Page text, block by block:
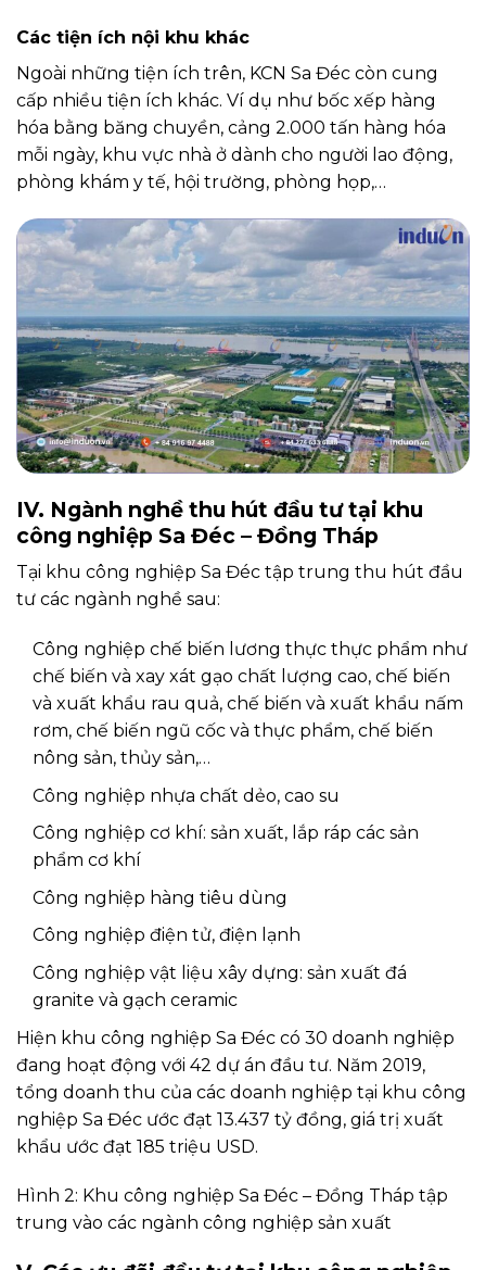
Các tiện ích nội khu khác
Ngoài những tiện ích trên, KCN Sa Đéc còn cung
cấp nhiều tiện ích khác. Ví dụ như bốc xếp hàng
hóa bằng băng chuyền, cảng 2.000 tấn hàng hóa
mỗi ngày, khu vực nhà ở dành cho người lao động,
phòng khám y tế, hội trường, phòng họp,…
IV. Ngành nghề thu hút đầu tư tại khu
công nghiệp Sa Đéc – Đồng Tháp
Tại khu công nghiệp Sa Đéc tập trung thu hút đầu
tư các ngành nghề sau:
Công nghiệp chế biến lương thực thực phẩm như
chế biến và xay xát gạo chất lượng cao, chế biến
và xuất khẩu rau quả, chế biến và xuất khẩu nấm
rơm, chế biến ngũ cốc và thực phẩm, chế biến
nông sản, thủy sản,…
Công nghiệp nhựa chất dẻo, cao su
Công nghiệp cơ khí: sản xuất, lắp ráp các sản
phẩm cơ khí
Công nghiệp hàng tiêu dùng
Công nghiệp điện tử, điện lạnh
Công nghiệp vật liệu xây dựng: sản xuất đá
granite và gạch ceramic
Hiện khu công nghiệp Sa Đéc có 30 doanh nghiệp
đang hoạt động với 42 dự án đầu tư. Năm 2019,
tổng doanh thu của các doanh nghiệp tại khu công
nghiệp Sa Đéc ước đạt 13.437 tỷ đồng, giá trị xuất
khẩu ước đạt 185 triệu USD.
Hình 2: Khu công nghiệp Sa Đéc – Đồng Tháp tập
trung vào các ngành công nghiệp sản xuất